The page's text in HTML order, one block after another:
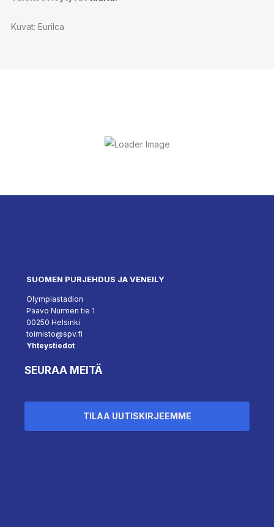
Kuvat: Eurilca
SUOMEN PURJEHDUS JA VENEILY
Olympiastadion
Paavo Nurmen tie 1
00250 Helsinki
toimisto@spv.fi
Yhteystiedot
SEURAA MEITÄ
TILAA UUTISKIRJEEMME